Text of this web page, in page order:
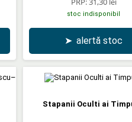
stoc indisponibil
➤ alertă stoc
Stapanii Oculti ai